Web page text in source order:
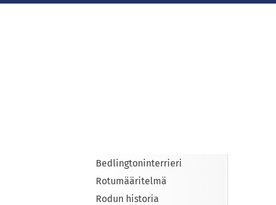
Bedlingtoninterrieri
Rotumääritelmä
Rodun historia